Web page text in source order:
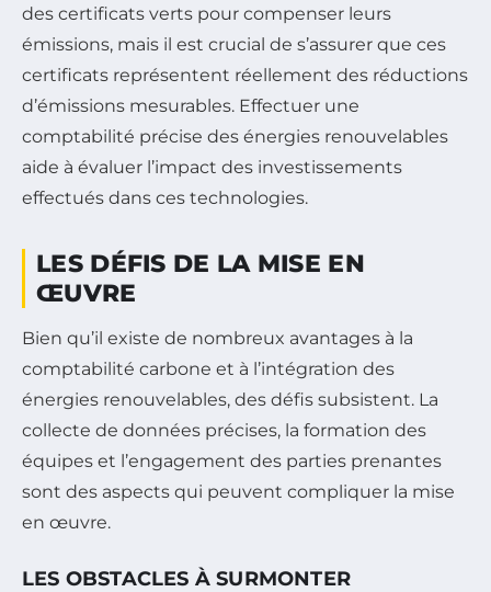
des certificats verts pour compenser leurs
émissions, mais il est crucial de s’assurer que ces
certificats représentent réellement des réductions
d’émissions mesurables. Effectuer une
comptabilité précise des énergies renouvelables
aide à évaluer l’impact des investissements
effectués dans ces technologies.
LES DÉFIS DE LA MISE EN
ŒUVRE
Bien qu’il existe de nombreux avantages à la
comptabilité carbone et à l’intégration des
énergies renouvelables, des défis subsistent. La
collecte de données précises, la formation des
équipes et l’engagement des parties prenantes
sont des aspects qui peuvent compliquer la mise
en œuvre.
LES OBSTACLES À SURMONTER